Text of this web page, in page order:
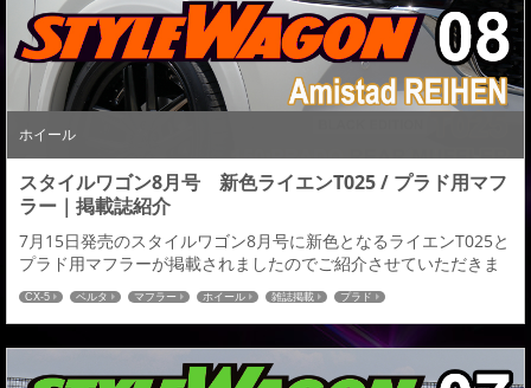
出しで設置可能なエグゼクティブマフラー...
ホイール
スタイルワゴン8月号 新色ライエンT025 / プラド用マフ
ラー｜掲載誌紹介
7月15日発売のスタイルワゴン8月号に新色となるライエンT025と
プラド用マフラーが掲載されましたのでご紹介させていただきま
す。 アミスタット ライエンT025 ブラックスクリットマシニング
ブラックエディションアミスタットでは今まで数多くのカラーの
ホイールをリリースしてきましたがこの【 ブラックエディショ
ン】はマシニングフィニッシュの上から【チタンスモーク】クリ
アーを施し、さらにブラックバフアル...
CX-5 ベルタ マフラー ホイール 雑誌掲載 プラド